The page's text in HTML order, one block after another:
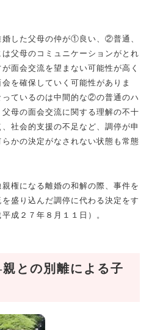
した父母の仲が①良い、②普通、
父母のコミュニケーションがとれ
面会交流を望まない可能性が高く
を確保していく可能性がありま
ているのは中間的な②の普通のハ
母の面会交流に関する理解の不十
社会的支援の不足など、調停が申
かの決定がなされない状態も常態
権になる離婚の和解の際、事件を
盛り込んだ調停に代わる決定をす
成２７年８月１１日）。
との別離による子